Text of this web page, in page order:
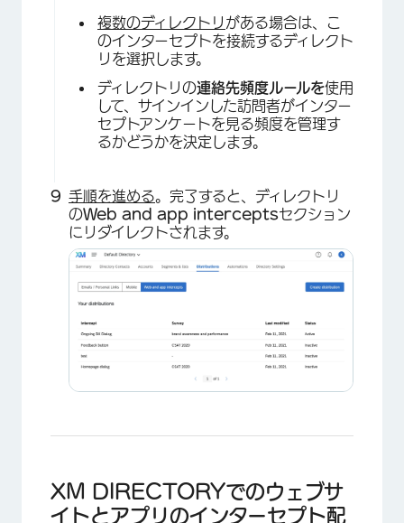
×
複数のディレクトリ がある場合は、こ
のインターセプトを接続するディレクト
リを選択します。
ディレクトリの連絡先頻度ルールを使用
して、サインインした訪問者がインター
セプトアンケートを見る頻度を管理す
るかどうかを決定します。
手順を進める。完了すると、ディレクトリ
のWeb and app interceptsセクション
にリダイレクトされます。
XM DIRECTORYでのウェブサ
イトとアプリのインターセプト配